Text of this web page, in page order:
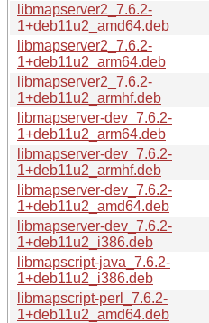
libmapserver2_7.6.2-
1+deb11u2_amd64.deb
libmapserver2_7.6.2-
1+deb11u2_arm64.deb
libmapserver2_7.6.2-
1+deb11u2_armhf.deb
libmapserver-dev_7.6.2-
1+deb11u2_arm64.deb
libmapserver-dev_7.6.2-
1+deb11u2_armhf.deb
libmapserver-dev_7.6.2-
1+deb11u2_amd64.deb
libmapserver-dev_7.6.2-
1+deb11u2_i386.deb
libmapscript-java_7.6.2-
1+deb11u2_i386.deb
libmapscript-perl_7.6.2-
1+deb11u2_amd64.deb